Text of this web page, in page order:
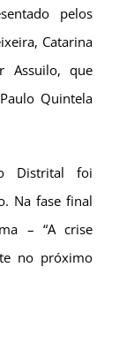
pelos
Catarina
Assuilo, que
Quintela
Distrital foi
Na fase final
– “A crise
no próximo